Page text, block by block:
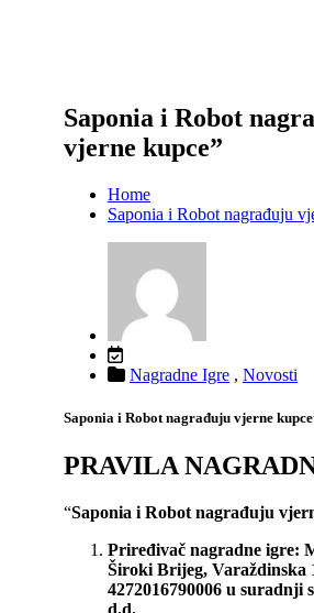
Saponia i Robot
vjerne kupce”
Home
Saponia i Robot nagrađuju
Nagradne Igre , Novosti
Saponia i Robot nagrađuju vjerne
PRAVILA
“Saponia i Robot nagrađuju
Priređivač nagradne igre:
Široki Brijeg, Varaždinska
4272016790006 u suradnji
d.d.